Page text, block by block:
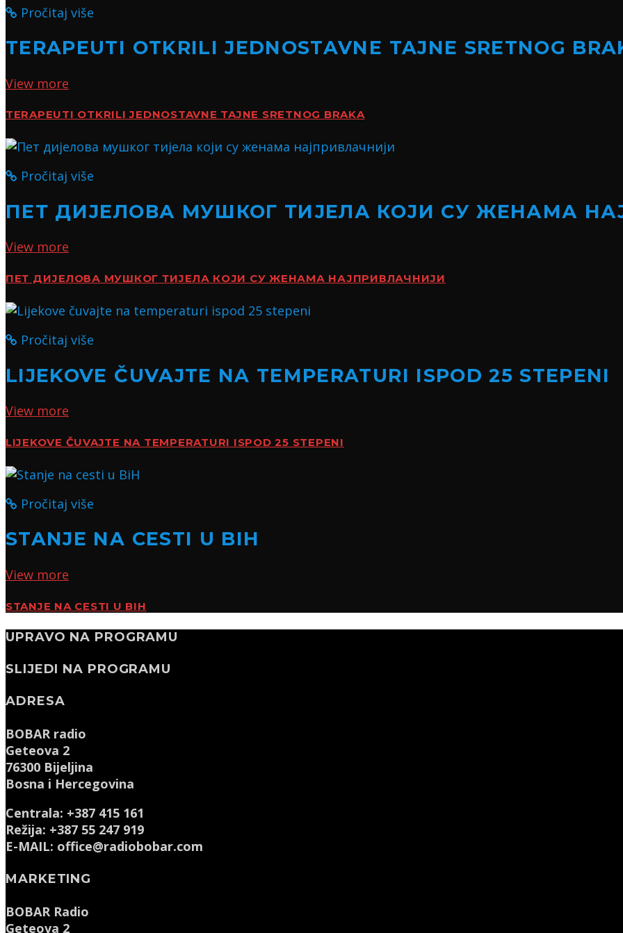
Pročitaj više
TERAPEUTI OTKRILI JEDNOSTAVNE TAJNE SRETNOG
View more
TERAPEUTI OTKRILI JEDNOSTAVNE TAJNE SRETNOG BRAKA
Pročitaj više
ПЕТ ДИЈЕЛОВА МУШКОГ ТИЈЕЛА КОЈИ СУ ЖЕНАМА
View more
ПЕТ ДИЈЕЛОВА МУШКОГ ТИЈЕЛА КОЈИ СУ ЖЕНАМА НАЈПРИВЛАЧНИЈИ
Pročitaj više
LIJEKOVE ČUVAJTE NA TEMPERATURI ISPOD 25 STEPENI
View more
LIJEKOVE ČUVAJTE NA TEMPERATURI ISPOD 25 STEPENI
Pročitaj više
STANJE NA CESTI U BIH
View more
STANJE NA CESTI U BIH
UPRAVO NA PROGRAMU
SLIJEDI NA PROGRAMU
ADRESA
BOBAR radio
Geteova 2
76300 Bijeljina
Bosna i Hercegovina
Centrala: +387 415 161
Režija: +387 55 247 919
E-MAIL: office@radiobobar.com
MARKETING
BOBAR Radio
Geteova 2